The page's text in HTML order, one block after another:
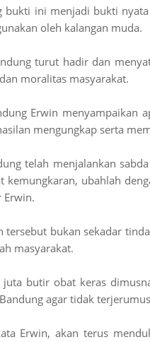
bukti ini menjadi bukti
oleh kalangan muda.
turut hadir dan
moralitas masyarakat.
Erwin menyampaikan
mengungkap serta
telah menjalankan
kemungkaran, ubahlah
Erwin.
tersebut bukan sekadar
masyarakat.
juta butir obat keras
agar tidak
Erwin, akan terus